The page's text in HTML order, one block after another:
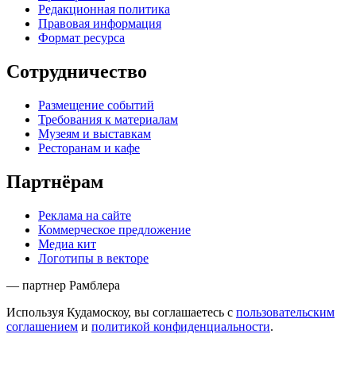
Редакционная политика
Правовая информация
Формат ресурса
Сотрудничество
Размещение событий
Требования к материалам
Музеям и выставкам
Ресторанам и кафе
Партнёрам
Реклама на сайте
Коммерческое предложение
Медиа кит
Логотипы в векторе
— партнер Рамблера
Используя Кудамоскоу, вы соглашаетесь с пользовательским
соглашением и политикой конфиденциальности.